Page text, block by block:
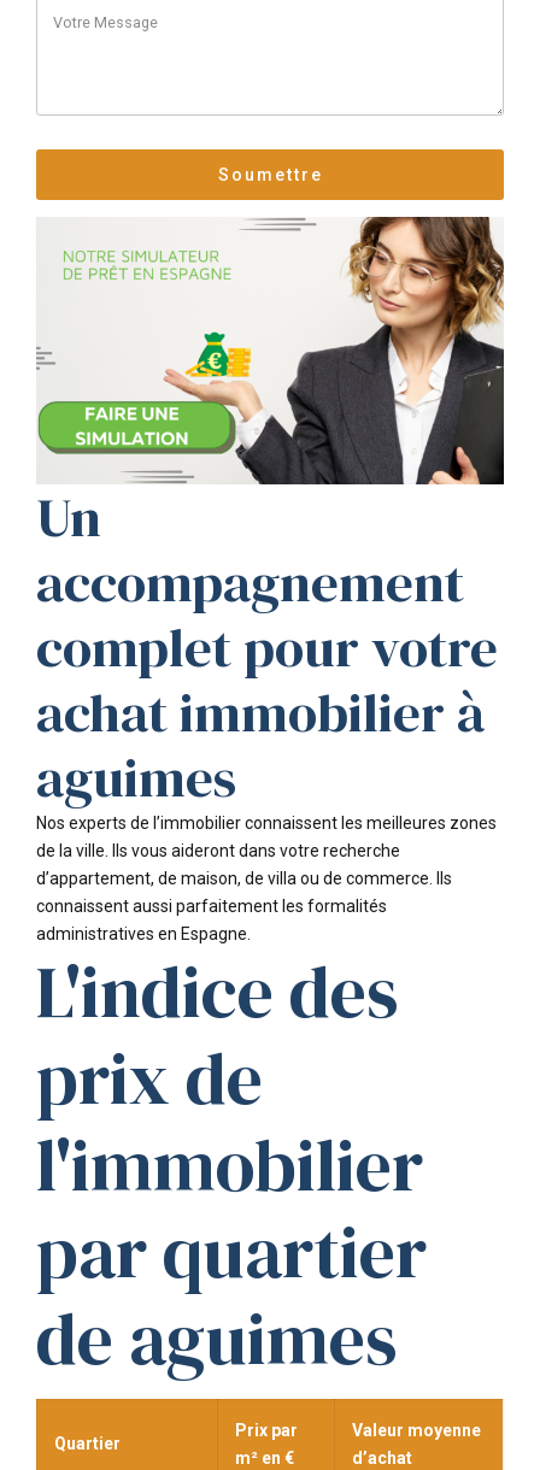
Un
accompagnement
complet pour votre
achat immobilier à
aguimes
Nos experts de l’immobilier connaissent les meilleures zones
de la ville. Ils vous aideront dans votre recherche
d’appartement, de maison, de villa ou de commerce. Ils
connaissent aussi parfaitement les formalités
administratives en Espagne.
L'indice des
prix de
l'immobilier
par quartier
de aguimes
Quartier
Prix par
m² en €
Valeur moyenne
d’achat